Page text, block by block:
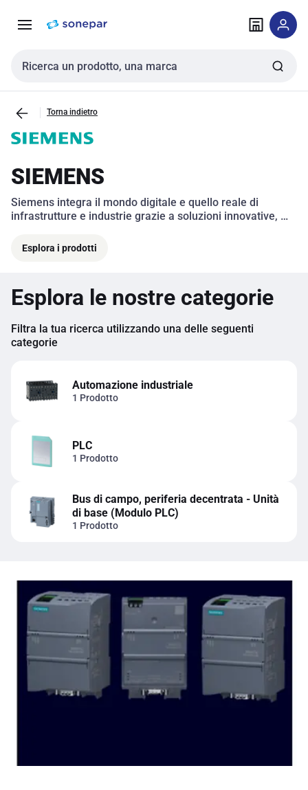
navigazione alla
Cerca input
Torna indietro
SIEMENS
Siemens integra il mondo digitale e quello reale di
infrastrutture e industrie grazie a soluzioni innovative,
Esplora i prodotti
Esplora le nostre categorie
Filtra la tua ricerca utilizzando una delle seguenti
categorie
Automazione industriale
1 Prodotto
PLC
1 Prodotto
Bus di campo, periferia decentrata - Unità
di base (Modulo PLC)
1 Prodotto